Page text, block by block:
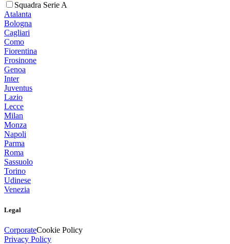
Squadra Serie A
Atalanta
Bologna
Cagliari
Como
Fiorentina
Frosinone
Genoa
Inter
Juventus
Lazio
Lecce
Milan
Monza
Napoli
Parma
Roma
Sassuolo
Torino
Udinese
Venezia
Legal
CorporateCookie Policy
Privacy Policy